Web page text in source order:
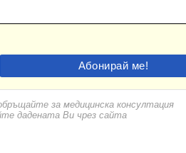
за медицинска консултация
дадената Ви чрез сайта